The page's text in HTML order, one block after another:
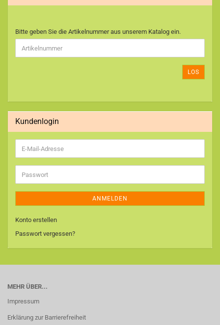
BITTE
GEBEN
SIE
DIE
EIN.
Bitte geben Sie die Artikelnummer aus unserem Katalog ein.
LOS
Kundenlogin
E-
Mail-
Adresse
Passwort
ANMELDEN
Konto erstellen
Passwort vergessen?
MEHR ÜBER...
Impressum
Erklärung zur Barrierefreiheit